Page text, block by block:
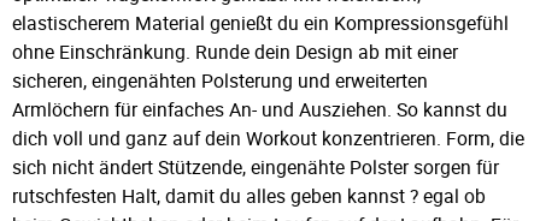
elastischerem Material genießt du ein Kompressionsgefühl
ohne Einschränkung. Runde dein Design ab mit einer
sicheren, eingenähten Polsterung und erweiterten
Armlöchern für einfaches An- und Ausziehen. So kannst du
dich voll und ganz auf dein Workout konzentrieren. Form, die
sich nicht ändert Stützende, eingenähte Polster sorgen für
rutschfesten Halt, damit du alles geben kannst ? egal ob